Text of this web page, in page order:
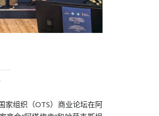
家组织（OTS）商业论坛在阿